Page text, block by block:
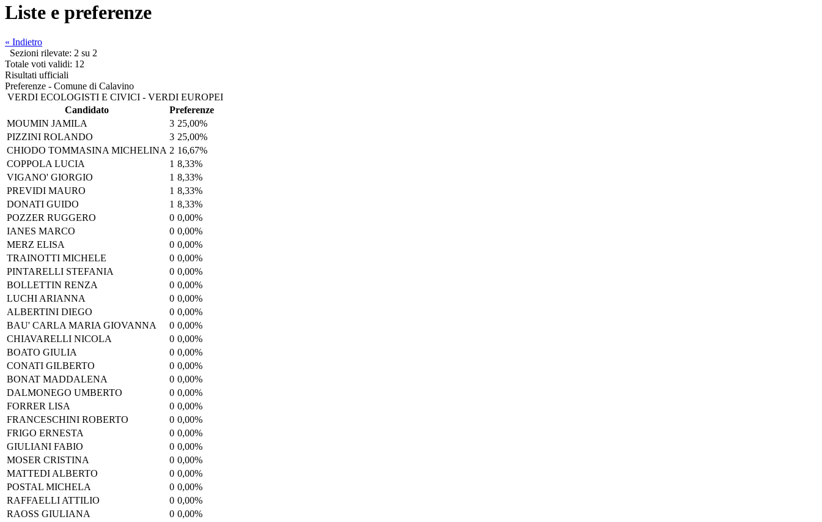
Liste e preferenze
« Indietro
Sezioni rilevate: 2 su 2
Totale voti validi: 12
Risultati ufficiali
Preferenze - Comune di Calavino
VERDI ECOLOGISTI E CIVICI - VERDI EUROPEI
Candidato
Preferenze
MOUMIN JAMILA
3 25,00%
PIZZINI ROLANDO
3 25,00%
CHIODO TOMMASINA MICHELINA 2 16,67%
COPPOLA LUCIA
1 8,33%
VIGANO' GIORGIO
1 8,33%
PREVIDI MAURO
1 8,33%
DONATI GUIDO
1 8,33%
POZZER RUGGERO
0 0,00%
IANES MARCO
0 0,00%
MERZ ELISA
0 0,00%
TRAINOTTI MICHELE
0 0,00%
PINTARELLI STEFANIA
0 0,00%
BOLLETTIN RENZA
0 0,00%
LUCHI ARIANNA
0 0,00%
ALBERTINI DIEGO
0 0,00%
BAU' CARLA MARIA GIOVANNA
0 0,00%
CHIAVARELLI NICOLA
0 0,00%
BOATO GIULIA
0 0,00%
CONATI GILBERTO
0 0,00%
BONAT MADDALENA
0 0,00%
DALMONEGO UMBERTO
0 0,00%
FORRER LISA
0 0,00%
FRANCESCHINI ROBERTO
0 0,00%
FRIGO ERNESTA
0 0,00%
GIULIANI FABIO
0 0,00%
MOSER CRISTINA
0 0,00%
MATTEDI ALBERTO
0 0,00%
POSTAL MICHELA
0 0,00%
RAFFAELLI ATTILIO
0 0,00%
RAOSS GIULIANA
0 0,00%